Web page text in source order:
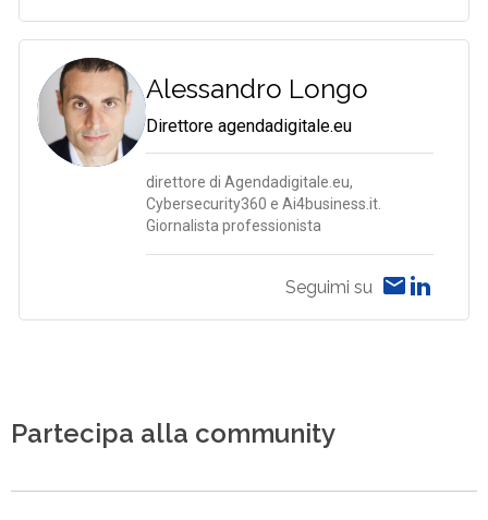
Alessandro Longo
Direttore agendadigitale.eu
direttore di Agendadigitale.eu,
Cybersecurity360 e Ai4business.it.
Giornalista professionista
Seguimi su
Partecipa alla community